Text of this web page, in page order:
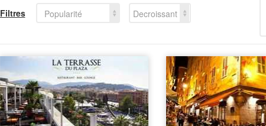
Filtres Popularité
Decroissant